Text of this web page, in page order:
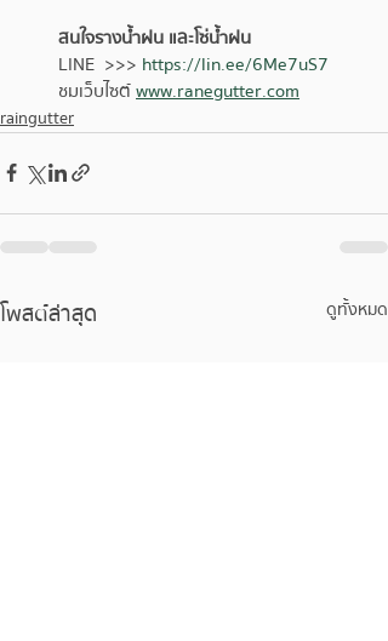
สนใจรางน้ำฝน และโซ่น้ำฝน
LINE  >>> https://lin.ee/6Me7uS7
ชมเว็บไซต์ www.ranegutter.com
raingutter
โพสต์ล่าสุด ดูทั้งหมด